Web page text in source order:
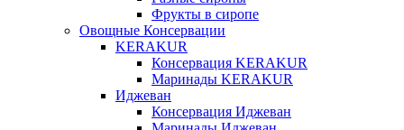
Фрукты в сиропе
Овощные Консервации
KERAKUR
Консервация KERAKUR
Маринады KERAKUR
Иджеван
Консервация Иджеван